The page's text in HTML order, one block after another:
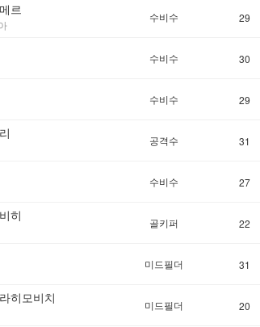
르 수비수 29
수비수 30
수비수 29
공격수 31
수비수 27
히 골키퍼 22
미드필더 31
히모비치 미드필더 20